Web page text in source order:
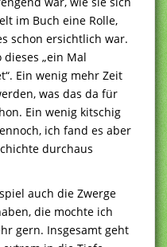
im Buch eine Rolle,
schon ersichtlich war.
„ein Mal
Ein wenig mehr Zeit
was das da für
Ein wenig kitschig
ich fand es aber
durchaus
auch die Zwerge
die mochte ich
gern. Insgesamt geht